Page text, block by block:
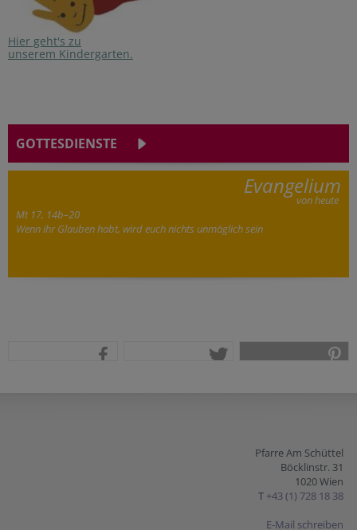
Hier geht's zu
unserem Kindergarten.
GOTTESDIENSTE
Evangelium
von heute
Mt 17, 14b–20
Wenn ihr Glauben habt, wird euch nichts unmöglich sein
Pfarre Am Schüttel
Böcklinstr. 31
1020 Wien
T +43 (1) 728 18 38
E-Mail schreiben